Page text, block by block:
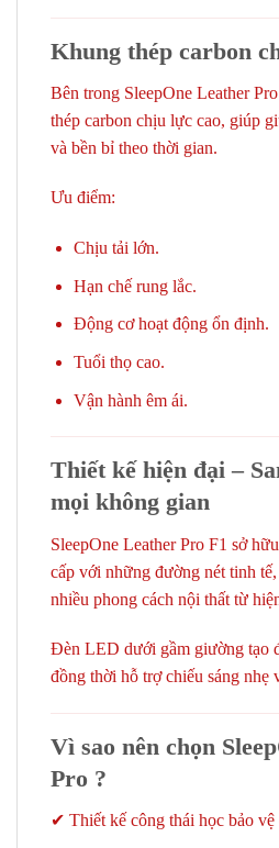
Khung thép carbon
Bên trong SleepOne Leather
thép carbon chịu lực cao, giúp
và bền bỉ theo thời gian.
Ưu điểm:
Chịu tải lớn.
Hạn chế rung lắc.
Động cơ hoạt động ổn định.
Tuổi thọ cao.
Vận hành êm ái.
Thiết kế hiện đại –
mọi không gian
SleepOne Leather Pro F1 sở
cấp với những đường nét tinh
nhiều phong cách nội thất từ
Đèn LED dưới gầm giường tạo
đồng thời hỗ trợ chiếu sáng nhẹ
Vì sao nên chọn
Pro ?
✔ Thiết kế công thái học bảo vệ